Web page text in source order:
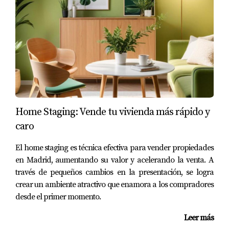
que cada transacción inmobiliaria sea sabia y satisfactoria.
PREGUNTAS FRECUENTES
¿Cuál es la principal diferencia entre tasación y
valoración?
La principal diferencia radica en que la tasación se basa en
incorpora elementos subjetivos y de mercado.
Generalmente, la tasación es llevada a cabo por un
tasador profesional o una empresa especializada en
tasaciones inmobiliarias, que cuenta con la formación y la
experiencia necesarias para evaluar propiedades.
Home Staging: Vende tu vivienda más rápido y
caro
El home staging es técnica efectiva para vender propiedades
en Madrid, aumentando su valor y acelerando la venta. A
través de pequeños cambios en la presentación, se logra
crear un ambiente atractivo que enamora a los compradores
desde el primer momento.
Leer más